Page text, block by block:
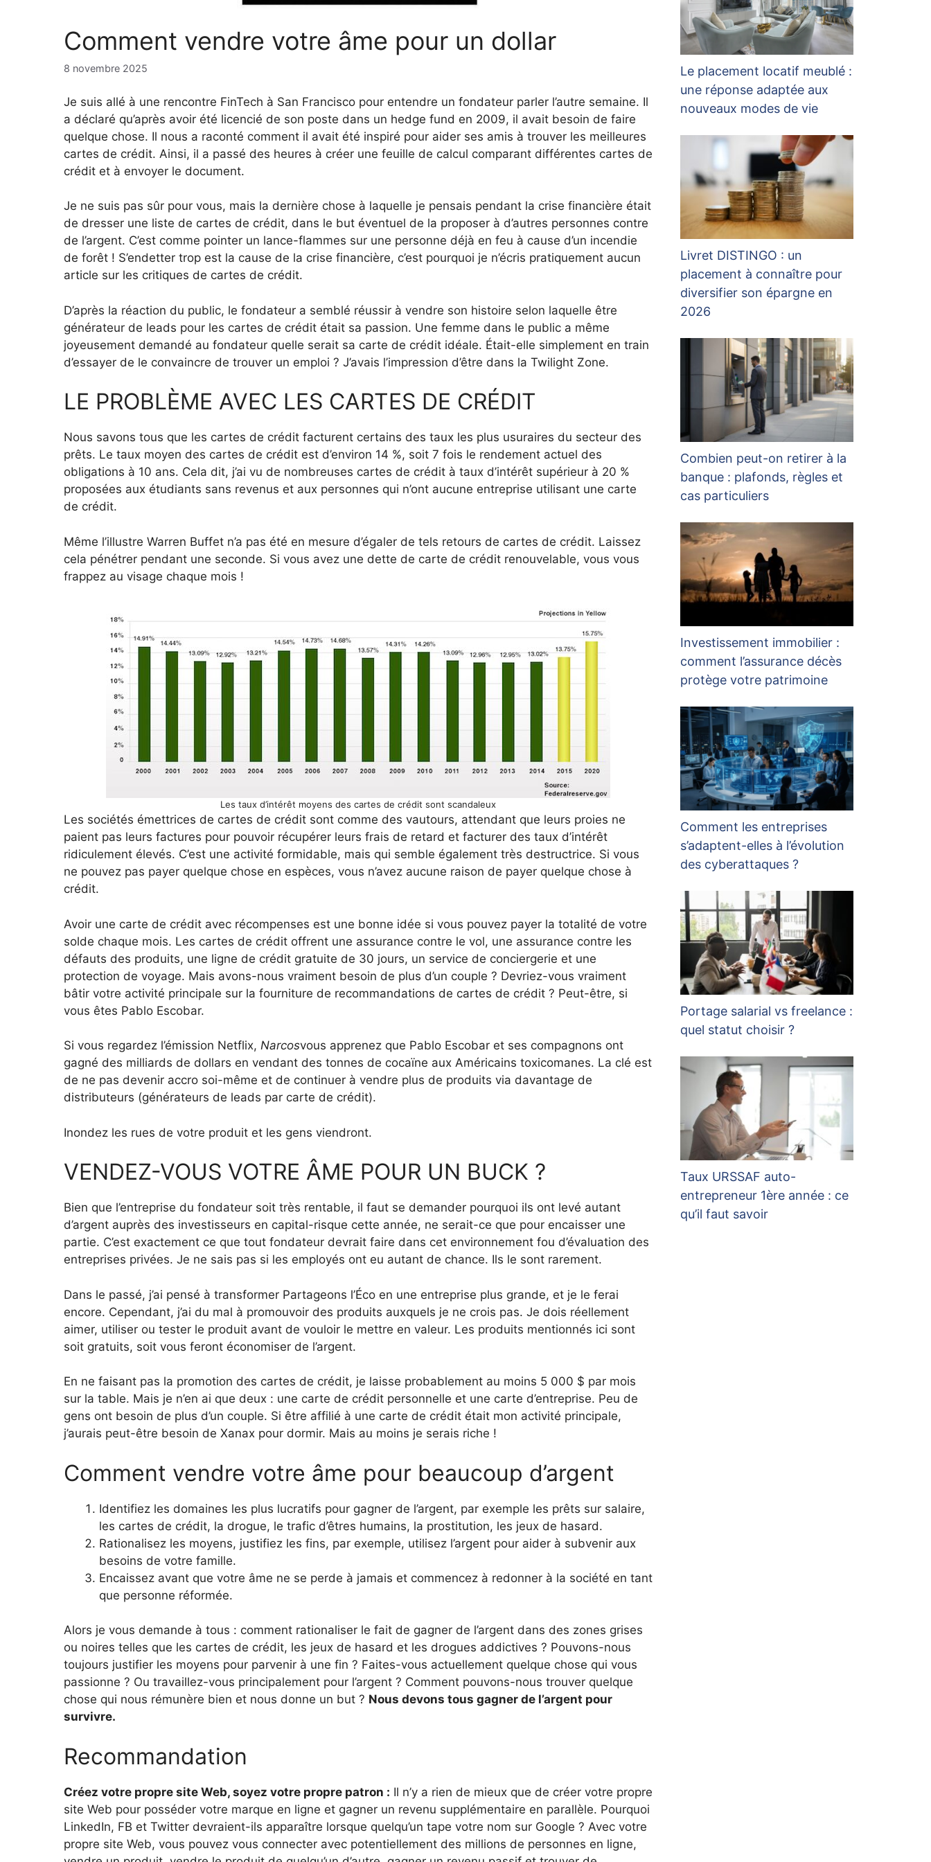
Comment vendre votre âme pour un dollar
8 novembre 2025
Je suis allé à une rencontre FinTech à San Francisco pour entendre un fondateur parler l’autre semaine. Il
a déclaré qu’après avoir été licencié de son poste dans un hedge fund en 2009, il avait besoin de faire
quelque chose. Il nous a raconté comment il avait été inspiré pour aider ses amis à trouver les meilleures
cartes de crédit. Ainsi, il a passé des heures à créer une feuille de calcul comparant différentes cartes de
crédit et à envoyer le document.
Je ne suis pas sûr pour vous, mais la dernière chose à laquelle je pensais pendant la crise financière était
de dresser une liste de cartes de crédit, dans le but éventuel de la proposer à d’autres personnes contre
de l’argent. C’est comme pointer un lance-flammes sur une personne déjà en feu à cause d’un incendie
de forêt ! S’endetter trop est la cause de la crise financière, c’est pourquoi je n’écris pratiquement aucun
article sur les critiques de cartes de crédit.
D’après la réaction du public, le fondateur a semblé réussir à vendre son histoire selon laquelle être
générateur de leads pour les cartes de crédit était sa passion. Une femme dans le public a même
joyeusement demandé au fondateur quelle serait sa carte de crédit idéale. Était-elle simplement en train
d’essayer de le convaincre de trouver un emploi ? J’avais l’impression d’être dans la Twilight Zone.
LE PROBLÈME AVEC LES CARTES DE CRÉDIT
Nous savons tous que les cartes de crédit facturent certains des taux les plus usuraires du secteur des
prêts. Le taux moyen des cartes de crédit est d’environ 14 %, soit 7 fois le rendement actuel des
obligations à 10 ans. Cela dit, j’ai vu de nombreuses cartes de crédit à taux d’intérêt supérieur à 20 %
proposées aux étudiants sans revenus et aux personnes qui n’ont aucune entreprise utilisant une carte
de crédit.
Même l’illustre Warren Buffet n’a pas été en mesure d’égaler de tels retours de cartes de crédit. Laissez
cela pénétrer pendant une seconde. Si vous avez une dette de carte de crédit renouvelable, vous vous
frappez au visage chaque mois !
Les taux d’intérêt moyens des cartes de crédit sont scandaleux
Les sociétés émettrices de cartes de crédit sont comme des vautours, attendant que leurs proies ne
paient pas leurs factures pour pouvoir récupérer leurs frais de retard et facturer des taux d’intérêt
ridiculement élevés. C’est une activité formidable, mais qui semble également très destructrice. Si vous
ne pouvez pas payer quelque chose en espèces, vous n’avez aucune raison de payer quelque chose à
crédit.
Avoir une carte de crédit avec récompenses est une bonne idée si vous pouvez payer la totalité de votre
solde chaque mois. Les cartes de crédit offrent une assurance contre le vol, une assurance contre les
défauts des produits, une ligne de crédit gratuite de 30 jours, un service de conciergerie et une
protection de voyage. Mais avons-nous vraiment besoin de plus d’un couple ? Devriez-vous vraiment
bâtir votre activité principale sur la fourniture de recommandations de cartes de crédit ? Peut-être, si
vous êtes Pablo Escobar.
Si vous regardez l’émission Netflix, Narcosvous apprenez que Pablo Escobar et ses compagnons ont
gagné des milliards de dollars en vendant des tonnes de cocaïne aux Américains toxicomanes. La clé est
de ne pas devenir accro soi-même et de continuer à vendre plus de produits via davantage de
distributeurs (générateurs de leads par carte de crédit).
Inondez les rues de votre produit et les gens viendront.
VENDEZ-VOUS VOTRE ÂME POUR UN BUCK ?
Bien que l’entreprise du fondateur soit très rentable, il faut se demander pourquoi ils ont levé autant
d’argent auprès des investisseurs en capital-risque cette année, ne serait-ce que pour encaisser une
partie. C’est exactement ce que tout fondateur devrait faire dans cet environnement fou d’évaluation des
entreprises privées. Je ne sais pas si les employés ont eu autant de chance. Ils le sont rarement.
Dans le passé, j’ai pensé à transformer Partageons l’Éco en une entreprise plus grande, et je le ferai
encore. Cependant, j’ai du mal à promouvoir des produits auxquels je ne crois pas. Je dois réellement
aimer, utiliser ou tester le produit avant de vouloir le mettre en valeur. Les produits mentionnés ici sont
soit gratuits, soit vous feront économiser de l’argent.
En ne faisant pas la promotion des cartes de crédit, je laisse probablement au moins 5 000 $ par mois
sur la table. Mais je n’en ai que deux : une carte de crédit personnelle et une carte d’entreprise. Peu de
gens ont besoin de plus d’un couple. Si être affilié à une carte de crédit était mon activité principale,
j’aurais peut-être besoin de Xanax pour dormir. Mais au moins je serais riche !
Comment vendre votre âme pour beaucoup d’argent
Identifiez les domaines les plus lucratifs pour gagner de l’argent, par exemple les prêts sur salaire,
les cartes de crédit, la drogue, le trafic d’êtres humains, la prostitution, les jeux de hasard.
Rationalisez les moyens, justifiez les fins, par exemple, utilisez l’argent pour aider à subvenir aux
besoins de votre famille.
Encaissez avant que votre âme ne se perde à jamais et commencez à redonner à la société en tant
que personne réformée.
Alors je vous demande à tous : comment rationaliser le fait de gagner de l’argent dans des zones grises
ou noires telles que les cartes de crédit, les jeux de hasard et les drogues addictives ? Pouvons-nous
toujours justifier les moyens pour parvenir à une fin ? Faites-vous actuellement quelque chose qui vous
passionne ? Ou travaillez-vous principalement pour l’argent ? Comment pouvons-nous trouver quelque
chose qui nous rémunère bien et nous donne un but ? Nous devons tous gagner de l’argent pour
survivre.
Recommandation
Créez votre propre site Web, soyez votre propre patron : Il n’y a rien de mieux que de créer votre propre
site Web pour posséder votre marque en ligne et gagner un revenu supplémentaire en parallèle. Pourquoi
LinkedIn, FB et Twitter devraient-ils apparaître lorsque quelqu’un tape votre nom sur Google ? Avec votre
propre site Web, vous pouvez vous connecter avec potentiellement des millions de personnes en ligne,
Le placement locatif meublé :
une réponse adaptée aux
nouveaux modes de vie
Livret DISTINGO : un
placement à connaître pour
diversifier son épargne en
2026
Combien peut-on retirer à la
banque : plafonds, règles et
cas particuliers
Investissement immobilier :
comment l’assurance décès
protège votre patrimoine
Comment les entreprises
s’adaptent-elles à l’évolution
des cyberattaques ?
Portage salarial vs freelance :
quel statut choisir ?
Taux URSSAF auto-
entrepreneur 1ère année : ce
qu’il faut savoir